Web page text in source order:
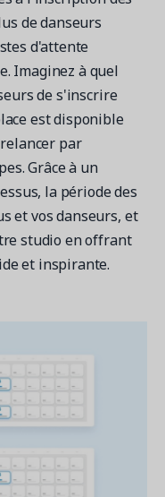
de danseurs
d'attente
Imaginez à quel
de s'inscrire
est disponible
par
Grâce à un
la période des
et vos danseurs, et
studio en offrant
et inspirante.